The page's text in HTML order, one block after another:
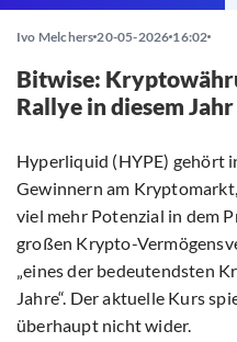
Ivo Melchers 20-05-2026 16:02
Bitwise:
Rallye in diesem
Hyperliquid (HYPE) gehört
Gewinnern am
viel mehr Potenzial in dem
großen Krypto-
„eines der bedeutendsten
Jahre“. Der aktuelle Kurs
überhaupt nicht wider.